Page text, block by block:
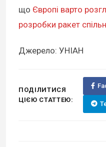
що Європі варто
розробки ракет
Джерело: УНІАН
ПОДІЛИТИСЯ
ЦІЄЮ СТАТТЕЮ: